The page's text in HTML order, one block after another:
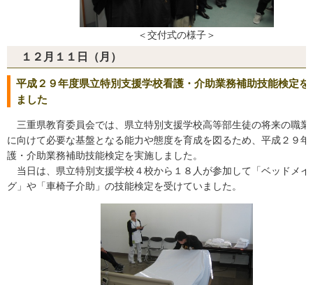
＜交付式の様子＞
１２月１１日（月）
平成２９年度県立特別支援学校看護・介助業務補助技能検定を
ました
三重県教育委員会では、県立特別支援学校高等部生徒の将来の職業
に向けて必要な基盤となる能力や態度を育成を図るため、平成２９年
護・介助業務補助技能検定を実施しました。
当日は、県立特別支援学校４校から１８人が参加して「ベッドメイ
グ」や「車椅子介助」の技能検定を受けていました。